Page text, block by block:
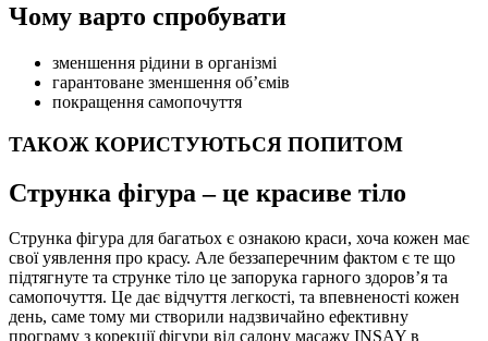
Чому варто спробувати
зменшення рідини в організмі
гарантоване зменшення об’ємів
покращення самопочуття
ТАКОЖ КОРИСТУЮТЬСЯ ПОПИТОМ
Струнка фігура – це красиве тіло
Струнка фігура для багатьох є ознакою краси, хоча кожен має
свої уявлення про красу. Але беззаперечним фактом є те що
підтягнуте та струнке тіло це запорука гарного здоров’я та
самопочуття. Це дає відчуття легкості, та впевненості кожен
день, саме тому ми створили надзвичайно ефективну
програму з корекції фігури від салону масажу INSAY в